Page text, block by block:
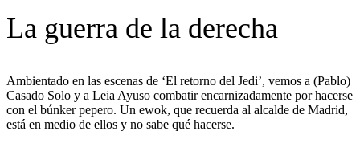
La guerra de la derecha
Ambientado en las escenas de ‘El retorno del Jedi’, vemos a (Pablo)
Casado Solo y a Leia Ayuso combatir encarnizadamente por hacerse
con el búnker pepero. Un ewok, que recuerda al alcalde de Madrid,
está en medio de ellos y no sabe qué hacerse.